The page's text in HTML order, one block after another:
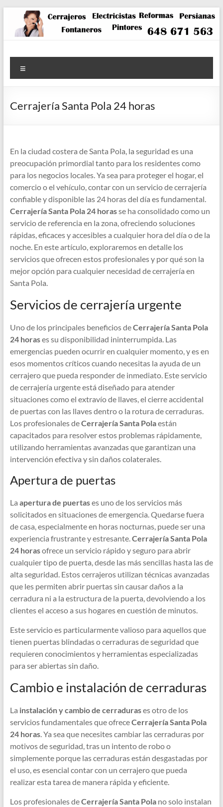
contenido
Cerrajería Santa Pola 24 horas
En la ciudad costera de Santa Pola, la seguridad es una
preocupación primordial tanto para los residentes como
para los negocios locales. Ya sea para proteger el hogar, el
comercio o el vehículo, contar con un servicio de cerrajería
confiable y disponible las 24 horas del día es fundamental.
Cerrajería Santa Pola 24 horasse ha consolidado como un
servicio de referencia en la zona, ofreciendo soluciones
rápidas, eficaces y accesibles a cualquier hora del día o de la
noche. En este artículo, exploraremos en detalle los
servicios que ofrecen estos profesionales y por qué son la
mejor opción para cualquier necesidad de cerrajería en
Santa Pola.
Servicios de cerrajería urgente
Uno de los principales beneficios deCerrajería Santa Pola
24 horases su disponibilidad ininterrumpida. Las
emergencias pueden ocurrir en cualquier momento, y es en
esos momentos críticos cuando necesitas la ayuda de un
cerrajero que pueda responder de inmediato. Este servicio
de cerrajería urgente está diseñado para atender
situaciones como el extravío de llaves, el cierre accidental
de puertas con las llaves dentro o la rotura de cerraduras.
Los profesionales deCerrajería Santa Polaestán
capacitados para resolver estos problemas rápidamente,
utilizando herramientas avanzadas que garantizan una
intervención efectiva y sin daños colaterales.
Apertura de puertas
La apertura de puertases uno de los servicios más
solicitados en situaciones de emergencia. Quedarse fuera
de casa, especialmente en horas nocturnas, puede ser una
experiencia frustrante y estresante.Cerrajería Santa Pola
24 horasofrece un servicio rápido y seguro para abrir
cualquier tipo de puerta, desde las más sencillas hasta las de
alta seguridad. Estos cerrajeros utilizan técnicas avanzadas
que les permiten abrir puertas sin causar daños a la
cerradura ni a la estructura de la puerta, devolviendo a los
clientes el acceso a sus hogares en cuestión de minutos.
Este servicio es particularmente valioso para aquellos que
tienen puertas blindadas o cerraduras de seguridad que
requieren conocimientos y herramientas especializadas
para ser abiertas sin daño.
Cambio e instalación de cerraduras
La instalación y cambio de cerradurases otro de los
servicios fundamentales que ofreceCerrajería Santa Pola
24 horas. Ya sea que necesites cambiar las cerraduras por
motivos de seguridad, tras un intento de robo o
simplemente porque las cerraduras están desgastadas por
el uso, es esencial contar con un cerrajero que pueda
realizar esta tarea de manera rápida y eficiente.
Los profesionales deCerrajería Santa Polano solo instalan